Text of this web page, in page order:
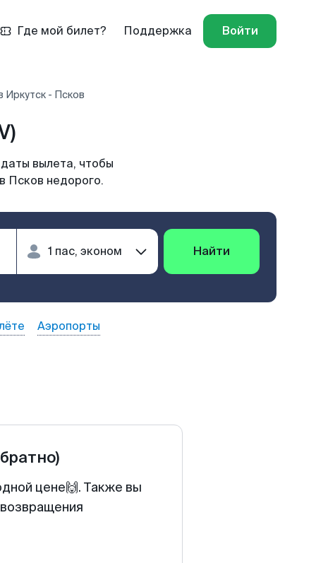
Где мой билет? Поддержка Войти
Иркутск - Псков
вылета, чтобы
Псков недорого.
Найти
Аэропорты
цене🙌. Также вы